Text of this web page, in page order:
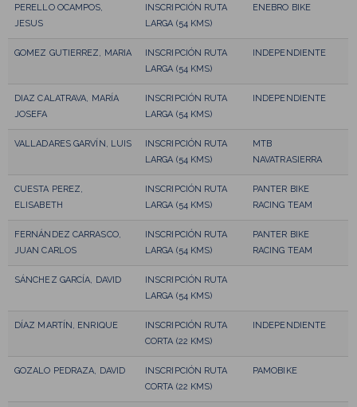
PERELLO OCAMPOS,
JESUS
INSCRIPCIÓN RUTA
LARGA (54 KMS)
ENEBRO BIKE
GOMEZ GUTIERREZ, MARIA
INSCRIPCIÓN RUTA
LARGA (54 KMS)
INDEPENDIENTE
DIAZ CALATRAVA, MARÍA
JOSEFA
INSCRIPCIÓN RUTA
LARGA (54 KMS)
INDEPENDIENTE
VALLADARES GARVÍN, LUIS
INSCRIPCIÓN RUTA
LARGA (54 KMS)
MTB
NAVATRASIERRA
CUESTA PEREZ,
ELISABETH
INSCRIPCIÓN RUTA
LARGA (54 KMS)
PANTER BIKE
RACING TEAM
FERNÁNDEZ CARRASCO,
JUAN CARLOS
INSCRIPCIÓN RUTA
LARGA (54 KMS)
PANTER BIKE
RACING TEAM
SÁNCHEZ GARCÍA, DAVID
INSCRIPCIÓN RUTA
LARGA (54 KMS)
DÍAZ MARTÍN, ENRIQUE
INSCRIPCIÓN RUTA
CORTA (22 KMS)
INDEPENDIENTE
GOZALO PEDRAZA, DAVID
INSCRIPCIÓN RUTA
CORTA (22 KMS)
PAMOBIKE